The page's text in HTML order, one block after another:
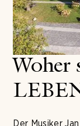
Woher
Der Musiker